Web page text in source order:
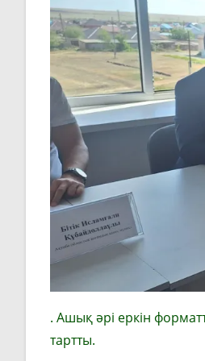
. Ашық әрі еркін
тартты.